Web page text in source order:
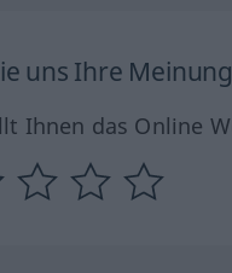
uns Ihre
Ihnen das Online